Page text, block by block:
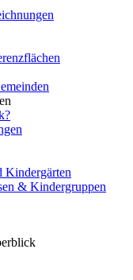
Kindergärten
& Kindergruppen